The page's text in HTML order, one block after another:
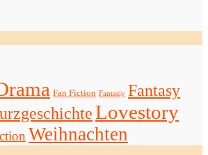
Fan Fiction Fantasiy Fantasy
Lovestory
Weihnachten